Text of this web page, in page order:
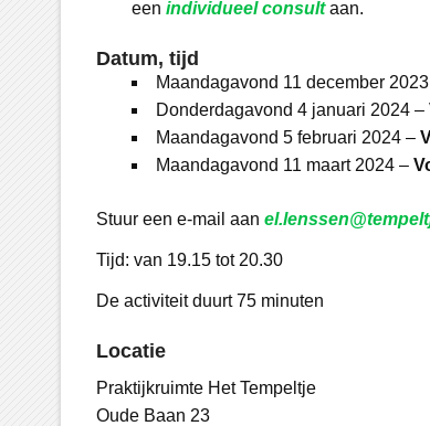
een individueel consultaan.
Datum, tijd
Maandagavond 11 december
Donderdagavond 4 januari 2024 –
Maandagavond 5 februari 2024 –
Maandagavond 11 maart 2024 –
Stuur een e-mail aan
Tijd: van 19.15 tot 20.30
De activiteit duurt 75 minuten
Locatie
Praktijkruimte Het Tempeltje
Oude Baan 23